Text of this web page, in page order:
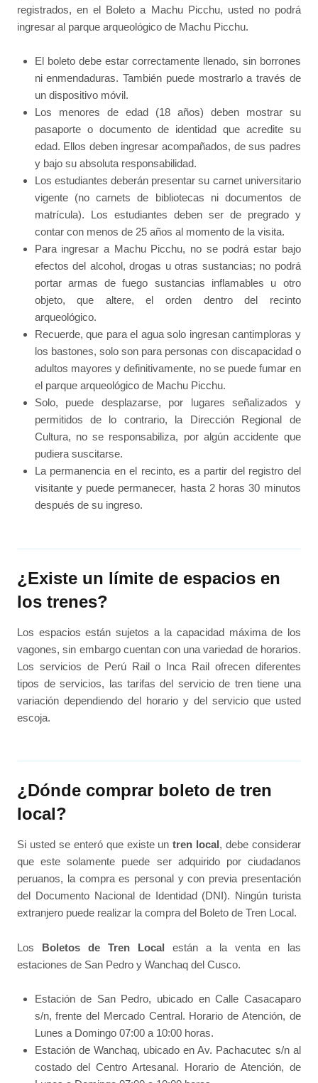
registrados, en el Boleto a Machu Picchu, usted no podrá
ingresar al parque arqueológico de Machu Picchu.
El boleto debe estar correctamente llenado, sin borrones
ni enmendaduras. También puede mostrarlo a través de
un dispositivo móvil.
Los menores de edad (18 años) deben mostrar su
pasaporte o documento de identidad que acredite su
edad. Ellos deben ingresar acompañados, de sus padres
y bajo su absoluta responsabilidad.
Los estudiantes deberán presentar su carnet universitario
vigente (no carnets de bibliotecas ni documentos de
matrícula). Los estudiantes deben ser de pregrado y
contar con menos de 25 años al momento de la visita.
Para ingresar a Machu Picchu, no se podrá estar bajo
efectos del alcohol, drogas u otras sustancias; no podrá
portar armas de fuego sustancias inflamables u otro
objeto, que altere, el orden dentro del recinto
arqueológico.
Recuerde, que para el agua solo ingresan cantimploras y
los bastones, solo son para personas con discapacidad o
adultos mayores y definitivamente, no se puede fumar en
el parque arqueológico de Machu Picchu.
Solo, puede desplazarse, por lugares señalizados y
permitidos de lo contrario, la Dirección Regional de
Cultura, no se responsabiliza, por algún accidente que
pudiera suscitarse.
La permanencia en el recinto, es a partir del registro del
visitante y puede permanecer, hasta 2 horas 30 minutos
después de su ingreso.
¿Existe un límite de espacios en
los trenes?
Los espacios están sujetos a la capacidad máxima de los
vagones, sin embargo cuentan con una variedad de horarios.
Los servicios de Perú Rail o Inca Rail ofrecen diferentes
tipos de servicios, las tarifas del servicio de tren tiene una
variación dependiendo del horario y del servicio que usted
escoja.
¿Dónde comprar boleto de tren
local?
Si usted se enteró que existe untren local, debe considerar
que este solamente puede ser adquirido por ciudadanos
peruanos, la compra es personal y con previa presentación
del Documento Nacional de Identidad (DNI). Ningún turista
extranjero puede realizar la compra del Boleto de Tren Local.
Los Boletos de Tren Local están a la venta en las
estaciones de San Pedro y Wanchaq del Cusco.
Estación de San Pedro, ubicado en Calle Casacaparo
s/n, frente del Mercado Central. Horario de Atención, de
Lunes a Domingo 07:00 a 10:00 horas.
Estación de Wanchaq, ubicado en Av. Pachacutec s/n al
costado del Centro Artesanal. Horario de Atención, de